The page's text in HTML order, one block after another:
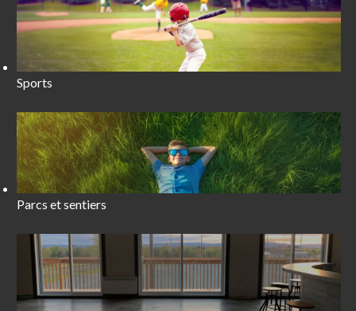
Sports
Parcs et sentiers